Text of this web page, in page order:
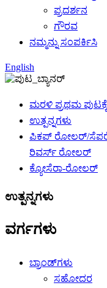
ಪ್ರದರ್ಶನ
ಗೌರವ
ನಮ್ಮನ್ನು ಸಂಪರ್ಕಿಸಿ
English
ಮರಳಿ ಪ್ರಥಮ ಪುಟಕ್ಕೆ
ಉತ್ಪನ್ನಗಳು
ಪಿಕಪ್ ರೋಲರ್/
ರಿವರ್ಸ್ ರೋಲರ್
ಕ್ಯೋಸೆರಾ-ರೋಲರ್
ಉತ್ಪನ್ನಗಳು
ವರ್ಗಗಳು
ಬ್ರಾಂಡ್‌ಗಳು
ಸಹೋದರ